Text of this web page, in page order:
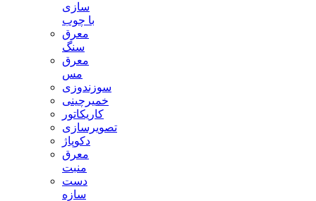
سازی
با چوب
معرق
سنگ
معرق
مس
سوزندوزی
خمیرچینی
کاریکاتور
تصویرسازی
دکوپاژ
معرق
منبت
دست
سازه